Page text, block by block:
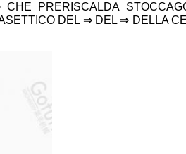
PRERISCALDA
DEL ⇒ DEL ⇒ DELLA